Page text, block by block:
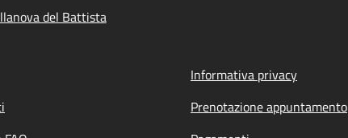
del Battista
Informativa privacy
Prenotazione appuntamento